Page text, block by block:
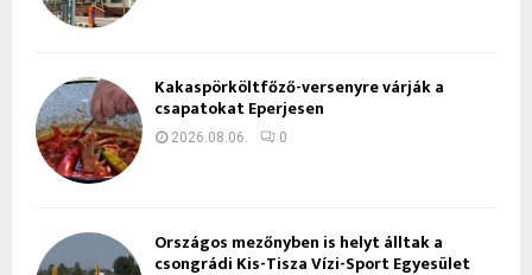
Kakaspörköltfőző-versenyre várják a
csapatokat Eperjesen
2026.08.06. 0
Országos mezőnyben is helyt álltak a
csongrádi Kis-Tisza Vízi-Sport Egyesület